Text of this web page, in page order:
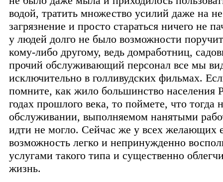
водой, тратить множество усилий даже на
загрязнение и просто стараться ничего не
у людей долго не было возможности
кому-либо другому, ведь домработниц,
прочий обслуживающий персонал все мы
исключительно в голливудских фильмах.
помните, как жило большинство населения
годах прошлого века, то поймете, что тогда
обслуживании, выполняемом нанятыми
идти не могло. Сейчас же у всех желающих
возможность легко и непринужденно
услугами такого типа и существенно
жизнь.